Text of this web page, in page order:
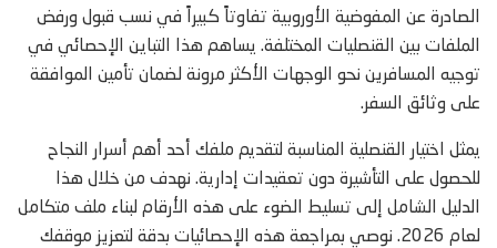
الصادرة عن المفوضية الأوروبية تفاوتاً كبيراً في نسب قبول ورفض
الملفات بين القنصليات المختلفة. يساهم هذا التباين الإحصائي في
توجيه المسافرين نحو الوجهات الأكثر مرونة لضمان تأمين الموافقة
على وثائق السفر.
يمثل اختيار القنصلية المناسبة لتقديم ملفك أحد أهم أسرار النجاح
للحصول على التأشيرة دون تعقيدات إدارية. نهدف من خلال هذا
الدليل الشامل إلى تسليط الضوء على هذه الأرقام لبناء ملف متكامل
لعام 2026. نوصي بمراجعة هذه الإحصائيات بدقة لتعزيز موقفك